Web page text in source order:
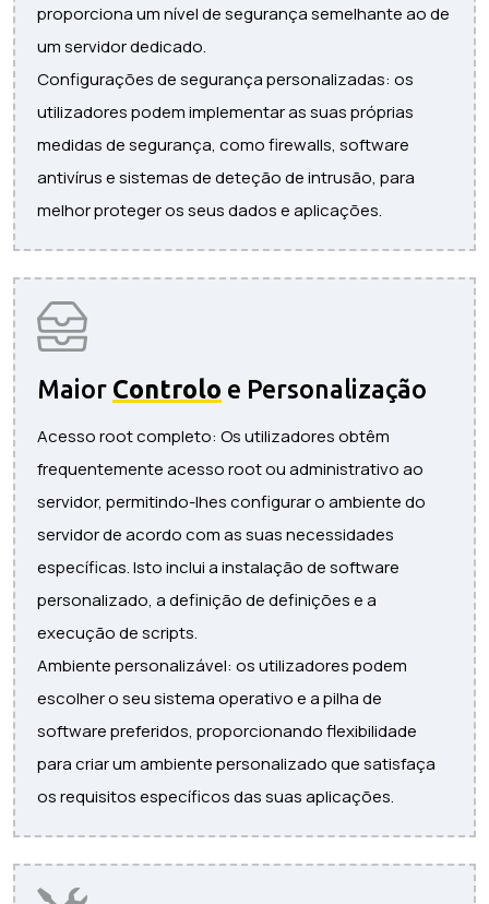
proporciona um nível de segurança semelhante ao de
um servidor dedicado.
Configurações de segurança personalizadas: os
utilizadores podem implementar as suas próprias
medidas de segurança, como firewalls, software
antivírus e sistemas de deteção de intrusão, para
melhor proteger os seus dados e aplicações.
Maior Controlo e Personalização
Acesso root completo: Os utilizadores obtêm
frequentemente acesso root ou administrativo ao
servidor, permitindo-lhes configurar o ambiente do
servidor de acordo com as suas necessidades
específicas. Isto inclui a instalação de software
personalizado, a definição de definições e a
execução de scripts.
Ambiente personalizável: os utilizadores podem
escolher o seu sistema operativo e a pilha de
software preferidos, proporcionando flexibilidade
para criar um ambiente personalizado que satisfaça
os requisitos específicos das suas aplicações.